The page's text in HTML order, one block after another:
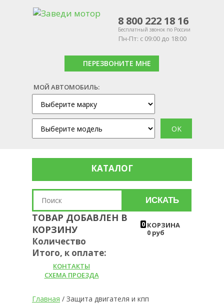
ПЕРЕЗВОНИТЕ МНЕ
8 800 222 18 16
Бесплатный звонок по России
Пн-Пт: с 09:00 до 18:00
МОЙ АВТОМОБИЛЬ:
КАТАЛОГ
ИСКАТЬ
КОРЗИНА
0 руб
0
ТОВАР ДОБАВЛЕН В
КОРЗИНУ
Количество
Итого, к оплате:
КОНТАКТЫ
СХЕМА ПРОЕЗДА
Главная / Защита двигателя и кпп